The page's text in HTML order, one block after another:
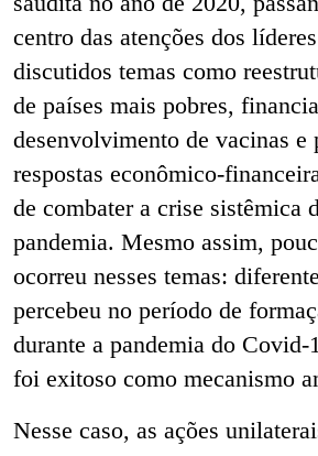
centro das atenções dos
discutidos temas como
de países mais pobres,
desenvolvimento de vacinas e
respostas econômico-
de combater a crise sistêmica
pandemia. Mesmo assim,
ocorreu nesses temas:
percebeu no período de
durante a pandemia do
foi exitoso como mecanismo
Nesse caso, as ações